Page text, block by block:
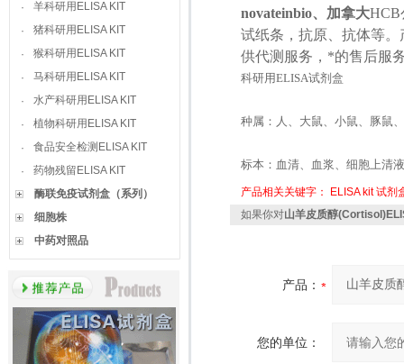
·
羊科研用ELISA KIT
·
猪科研用ELISA KIT
·
猴科研用ELISA KIT
·
马科研用ELISA KIT
·
水产科研用ELISA KIT
·
植物科研用ELISA KIT
·
食品安全检测ELISA KIT
·
药物残留ELISA KIT
酶联免疫试剂盒（系列）
细胞株
中药对照品
novateinbio、加拿大HCB
试纸条，抗原、抗体等
供代测服务，*的售后服
科研用ELISA试剂盒
种属：人、大鼠、小鼠、豚鼠
标本：血清、血浆、细胞上清
产品相关关键字： ELISA kit 试剂
如果你对山羊皮质醇
产品：
您的单位：